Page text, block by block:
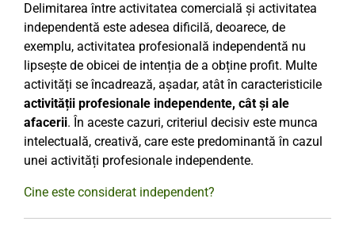
Delimitarea între activitatea comercială și activitatea
independentă este adesea dificilă, deoarece, de
exemplu, activitatea profesională independentă nu
lipsește de obicei de intenția de a obține profit. Multe
activități se încadrează, așadar, atât în caracteristicile
activității profesionale independente, cât și ale
afacerii. În aceste cazuri, criteriul decisiv este munca
intelectuală, creativă, care este predominantă în cazul
unei activități profesionale independente.
Cine este considerat independent?